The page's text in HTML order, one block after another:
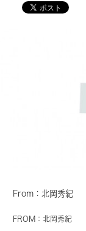
From：北岡秀紀
FROM：北岡秀紀